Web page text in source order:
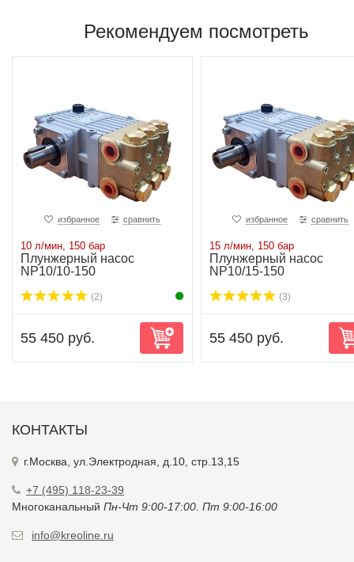
Рекомендуем посмотреть
избранное сравнить
10 л/мин, 150 бар
Плунжерный насос
NP10/10-150
(2)
55 450 руб.
избранное сравнить
15 л/мин, 150 бар
Плунжерный насос
NP10/15-150
(3)
55 450 руб.
КОНТАКТЫ
г.Москва, ул.Электродная, д.10, стр.13,15
+7 (495) 118-23-39
Многоканальный Пн-Чт 9:00-17:00. Пт 9:00-16:00
info@kreoline.ru